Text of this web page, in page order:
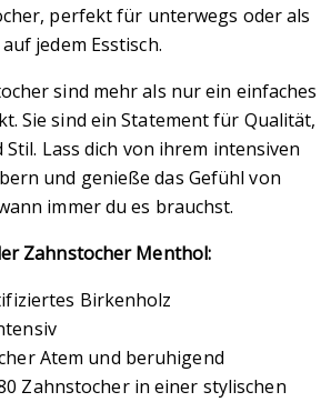
perfekt für unterwegs oder als
jedem Esstisch.
sind mehr als nur ein einfaches
Sie sind ein Statement für Qualität,
Lass dich von ihrem intensiven
und genieße das Gefühl von
immer du es brauchst.
Zahnstocher Menthol:
Birkenholz
Atem und beruhigend
Zahnstocher in einer stylischen